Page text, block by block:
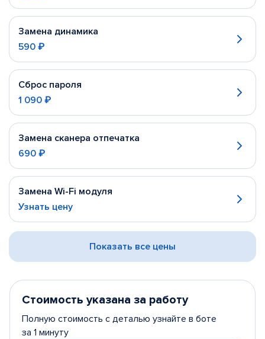
Замена динамика
590 ₽
Сброс пароля
1 090 ₽
Замена сканера отпечатка
690 ₽
Замена Wi-Fi модуля
Узнать цену
Показать все цены
Стоимость указана за работу
Полную стоимость с деталью узнайте в боте
за 1 минуту